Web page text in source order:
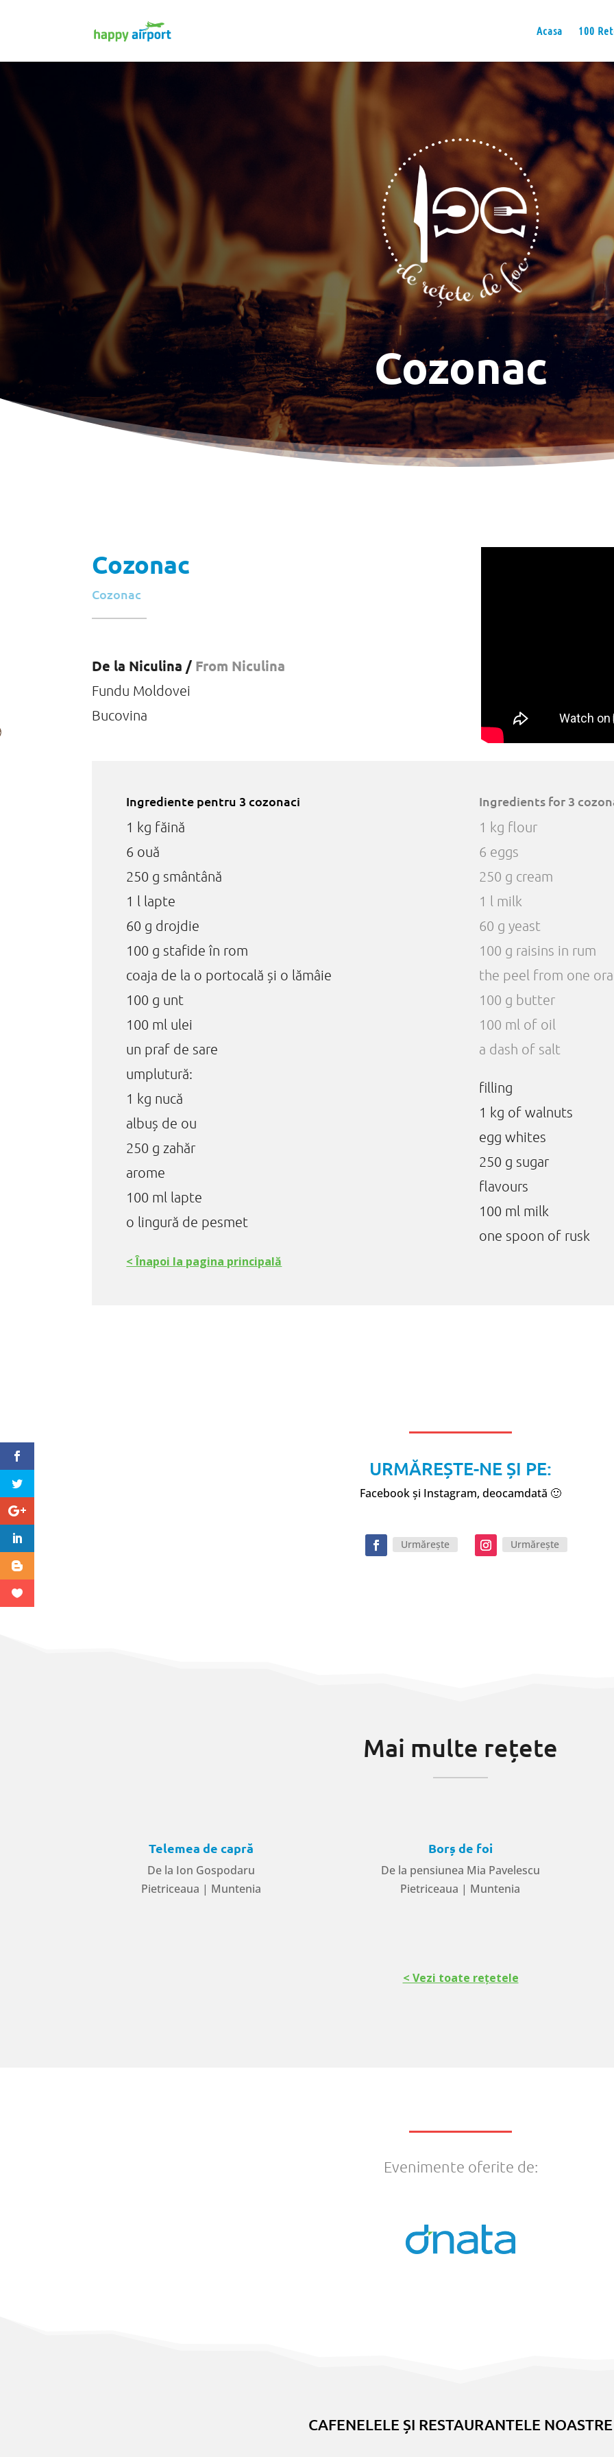
Acasa 100
Cozonac
Cozonac
Cozonac
De la Niculina / From Niculina
Fundu Moldovei
Bucovina
Ingrediente pentru 3 cozonaci
1 kg făină
6 ouă
250 g smântână
1 l lapte
60 g drojdie
100 g stafide în rom
coaja de la o portocală și o lămâie
100 g unt
100 ml ulei
un praf de sare
umplutură:
1 kg nucă
albuș de ou
250 g zahăr
arome
100 ml lapte
o lingură de pesmet
< Înapoi la pagina principală
Ingredients for 3
1 kg flour
6 eggs
250 g cream
1 l milk
60 g yeast
100 g raisins in rum
the peel from one
100 g butter
100 ml of oil
a dash of salt
filling
1 kg of walnuts
egg whites
250 g sugar
flavours
100 ml milk
one spoon of rusk
URMĂREȘTE-NE ȘI PE:
Facebook și Instagram, deocamdată 🙂
Urmărește Urmărește
Mai multe rețete
Telemea de capră
De la Ion Gospodaru
Pietriceaua | Muntenia
Borș de foi
De la pensiunea Mia Pavelescu
Pietriceaua | Muntenia
< Vezi toate rețetele
Evenimente oferite de:
CAFENELELE ȘI RESTAURANTELE NOASTRE